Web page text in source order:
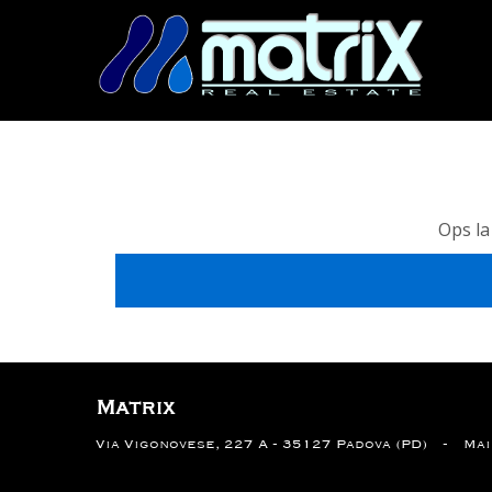
Ops
Matrix
Via Vigonovese, 227 A - 35127 Padova (PD)